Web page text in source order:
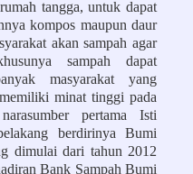
tangga, untuk dapat
kompos maupun daur
akan sampah agar
sampah dapat
masyarakat yang
minat tinggi pada
pertama Isti
berdirinya
Bumi
dimulai dari tahun 2012
Bank Sampah Bumi